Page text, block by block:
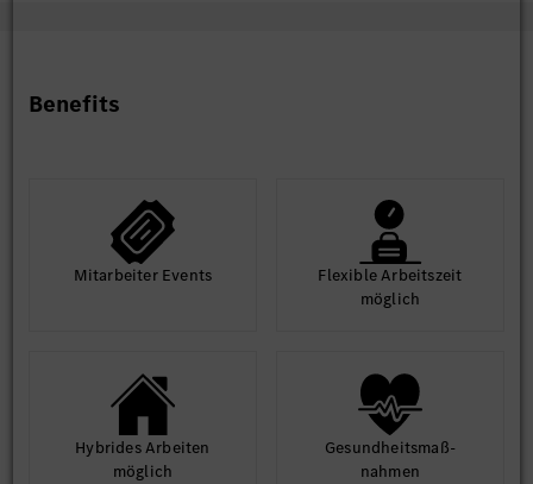
Benefits
Mit­arbeiter Events
Flexible Arbeits­zeit
möglich
Hybrides Arbeiten
möglich
Gesund­heits­maß­
nahmen